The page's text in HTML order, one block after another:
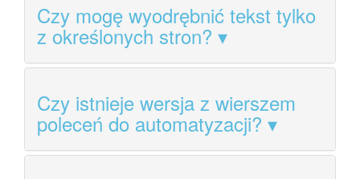
Czy mogę wyodrębnić tekst tylko
z określonych stron?
Czy istnieje wersja z wierszem
poleceń do automatyzacji?